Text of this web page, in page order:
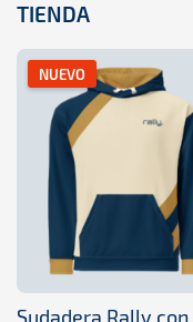
TIENDA
NUEVO
Sudadera Rally con